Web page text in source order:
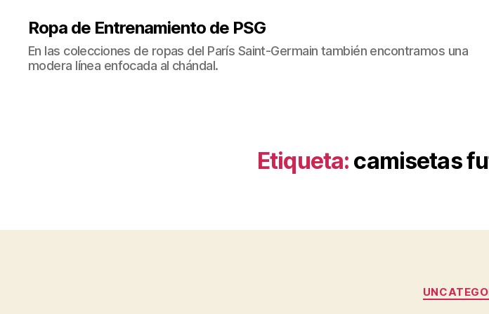
Ropa de Entrenamiento de PSG
En las colecciones de ropas del París Saint-Germain también encontramos una
modera línea enfocada al chándal.
Etiqueta: camisetas